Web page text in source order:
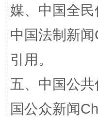
媒、中国全
中国法制新
引用。
五、中国公
国公众新闻